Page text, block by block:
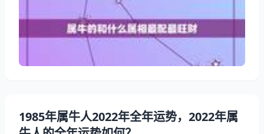
事呢？下面为您详细讲解属牛的人和什么属相配相合，
跟随我们一起来看看属牛的和什么属相最配最旺财吧！
属牛的跟什么属相合财,属牛的和什么属相最合财 属牛
人和属相鼠、蛇、鸡相合，天做良缘，家道大着阵，财
盛家宁。
1985年属牛人2022年全年运势，2022年属